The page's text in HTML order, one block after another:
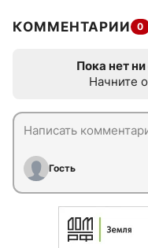
КОММЕНТАРИИ 0
Пока нет
Начните
Гость